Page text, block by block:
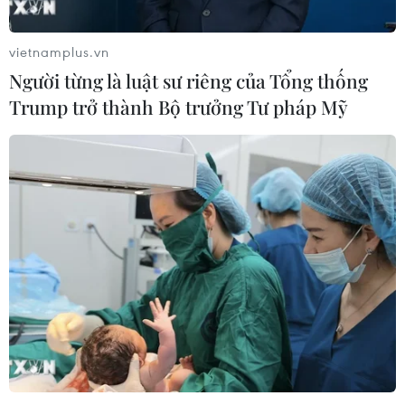
Châu Phi tận dụng lợi thế quang điện
cho ngành xe điện
03/08/2026 09:46
Động đất mạnh làm rung chuyển
nhiều khu vực tại Ai Cập
03/08/2026 03:11
90 người thiệt mạng trong khủng
hoảng di cư tại Ceuta
02/08/2026 23:08
vietnamplus.vn
Người từng là luật sư riêng của Tổng thống
Trump trở thành Bộ trưởng Tư pháp Mỹ